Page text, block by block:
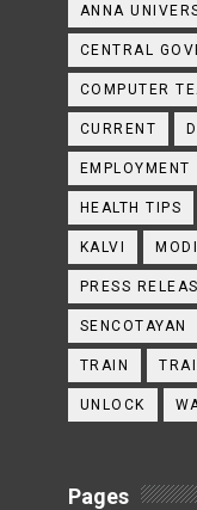
ANNA
CENTRAL
COMPUTER
CURRENT
EMPLOYMENT
HEALTH TIPS
KALVI MODI
PRESS
SENCOTAYAN
TRAIN
UNLOCK
Pages